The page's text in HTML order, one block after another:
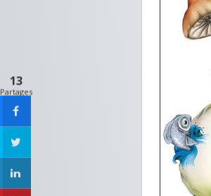
13
Partages